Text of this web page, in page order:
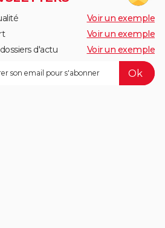
Voir un exemple
Voir un exemple
d'actu
Voir un exemple